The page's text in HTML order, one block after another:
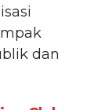
dan